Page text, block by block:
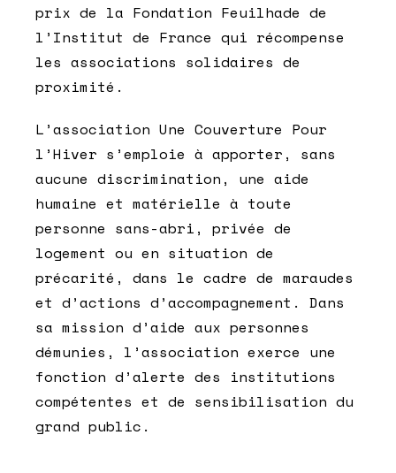
prix de la Fondation Feuilhade de
l’Institut de France qui récompense
les associations solidaires de
proximité.
L’association Une Couverture Pour
l’Hiver s’emploie à apporter, sans
aucune discrimination, une aide
humaine et matérielle à toute
personne sans-abri, privée de
logement ou en situation de
précarité, dans le cadre de maraudes
et d’actions d’accompagnement. Dans
sa mission d’aide aux personnes
démunies, l’association exerce une
fonction d’alerte des institutions
compétentes et de sensibilisation du
grand public.